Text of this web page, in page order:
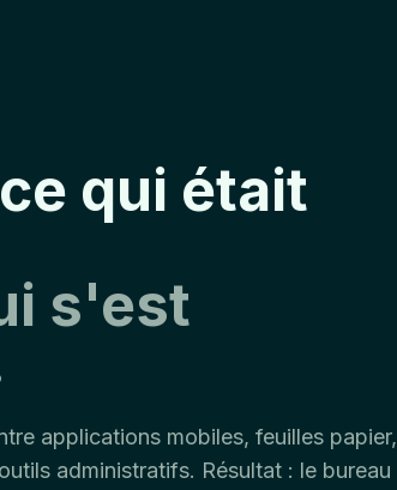
qui était
s'est
applications mobiles, feuilles papier,
administratifs. Résultat : le bureau